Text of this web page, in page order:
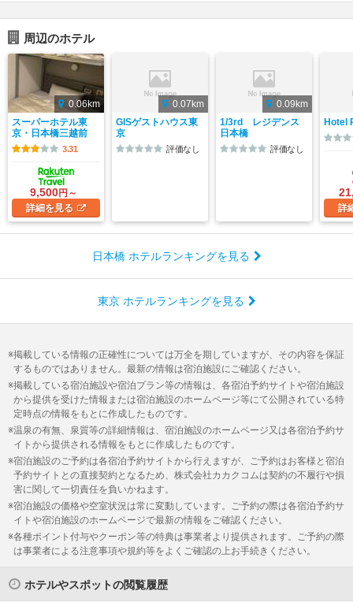
周辺のホテル
0.06km
スーパーホテル東
京・日本橋三越前
3.31
9,500円～
詳細を見る
0.07km
GISゲストハウス東
京
評価なし
0.09km
1/3rd レジデンス
日本橋
評価なし
Hotel
詳
日本橋 ホテルランキングを見る
東京 ホテルランキングを見る
掲載している情報の正確性については万全を期していますが、その内容を保証
するものではありません。最新の情報は宿泊施設にご確認ください。
掲載している宿泊施設や宿泊プラン等の情報は、各宿泊予約サイトや宿泊施設
から提供を受けた情報または宿泊施設のホームページ等にて公開されている特
定時点の情報をもとに作成したものです。
温泉の有無、泉質等の詳細情報は、宿泊施設のホームページ又は各宿泊予約サ
イトから提供される情報をもとに作成したものです。
宿泊施設のご予約は各宿泊予約サイトから行えますが、ご予約はお客様と宿泊
予約サイトとの直接契約となるため、株式会社カカクコムは契約の不履行や損
害に関して一切責任を負いかねます。
宿泊施設の価格や空室状況は常に変動しています。ご予約の際は各宿泊予約サ
イトや宿泊施設のホームページで最新の情報をご確認ください。
各種ポイント付与やクーポン等の特典は事業者より提供されます。ご予約の際
は事業者による注意事項や規約等をよくご確認の上お手続きください。
ホテルやスポットの閲覧履歴